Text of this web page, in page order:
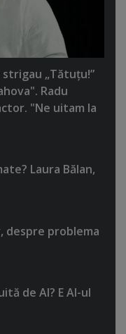
„Tătuţu!”
Radu
"Ne uitam la
Laura Bălan,
despre problema
de AI? E AI-ul